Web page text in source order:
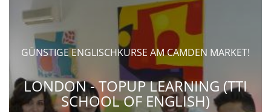
GÜNSTIGE ENGLISCHKURSE AM CAMDEN MARKET!
LONDON - TOPUP LEARNING (TTI
SCHOOL OF ENGLISH)